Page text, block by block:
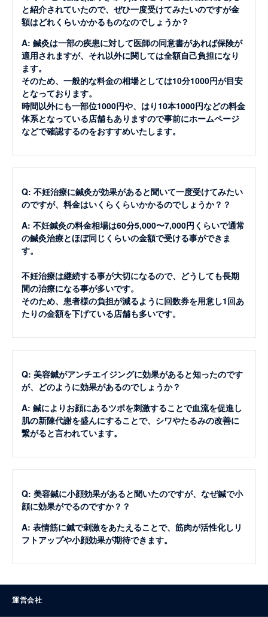
と紹介されていたので、ぜひ一度受けてみたいのですが金
額はどれくらいかかるものなのでしょうか？
A: 鍼灸は一部の疾患に対して医師の同意書があれば保険が
適用されますが、それ以外に関しては全額自己負担になり
ます。
そのため、一般的な料金の相場としては10分1000円が目安
となっております。
時間以外にも一部位1000円や、はり10本1000円などの料金
体系となっている店舗もありますので事前にホームページ
などで確認するのをおすすめいたします。
Q: 不妊治療に鍼灸が効果があると聞いて一度受けてみたい
のですが、料金はいくらくらいかかるのでしょうか？？
A: 不妊鍼灸の料金相場は60分5,000〜7,000円くらいで通常
の鍼灸治療とほぼ同じくらいの金額で受ける事ができま
す。
不妊治療は継続する事が大切になるので、どうしても長期
間の治療になる事が多いです。
そのため、患者様の負担が減るように回数券を用意し1回あ
たりの金額を下げている店舗も多いです。
Q: 美容鍼がアンチエイジングに効果があると知ったのです
が、どのように効果があるのでしょうか？
A: 鍼によりお顔にあるツボを刺激することで血流を促進し
肌の新陳代謝を盛んにすることで、シワやたるみの改善に
繋がると言われています。
Q: 美容鍼に小顔効果があると聞いたのですが、なぜ鍼で小
顔に効果がでるのですか？？
A: 表情筋に鍼で刺激をあたえることで、筋肉が活性化しリ
フトアップや小顔効果が期待できます。
運営会社